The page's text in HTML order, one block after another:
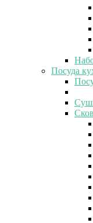
Посуда